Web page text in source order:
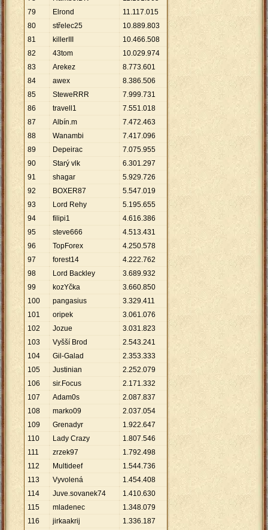
79
Elrond 11.117.015
80
střelec25 10.889.803
81
killerIII 10.466.508
82
43tom 10.029.974
83
Arekez 8.773.601
84
awex 8.386.506
85
SteweRRR 7.999.731
86
travell1 7.551.018
87
Albín.m 7.472.463
88
Wanambi 7.417.096
89
Depeirac 7.075.955
90
Starý vlk 6.301.297
91
shagar 5.929.726
92
BOXER87 5.547.019
93
Lord Rehy 5.195.655
94
filipi1 4.616.386
95
steve666 4.513.431
96
TopForex 4.250.578
97
forest14 4.222.762
98
Lord Backley 3.689.932
99
kozYčka 3.660.850
100
pangasius 3.329.411
101
oripek 3.061.076
102
Jozue 3.031.823
103
Vyšší Brod 2.543.241
104
Gil-Galad 2.353.333
105
Justinian 2.252.079
106
sir.Focus 2.171.332
107
Adam0s 2.087.837
108
marko09 2.037.054
109
Grenadyr 1.922.647
110
Lady Crazy 1.807.546
111
zrzek97 1.792.498
112
Multideef 1.544.736
113
Vyvolená 1.454.408
114
Juve.sovanek74 1.410.630
115
mladenec 1.348.079
116
jirkaakrij 1.336.187